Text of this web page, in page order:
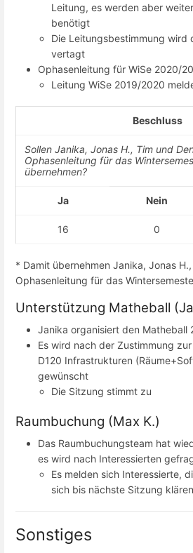
Leitung, es werden aber
benötigt
Die Leitungsbestimmung wird
vertagt
Ophasenleitung für WiSe 2020/
Leitung WiSe 2019/2020
Beschluss
Sollen Janika, Jonas H., Tim und
Ophasenleitung für das
übernehmen?
Ja Nein
16 0
* Damit übernehmen Janika, Jonas
Ophasenleitung für das
Unterstützung Matheball
Janika organisiert den Matheball
Es wird nach der Zustimmung
D120 Infrastrukturen
gewünscht
Die Sitzung stimmt zu
Raumbuchung (Max K.)
Das Raumbuchungsteam hat
es wird nach Interessierten
Es melden sich Interessierte,
sich bis nächste Sitzung klären
Sonstiges